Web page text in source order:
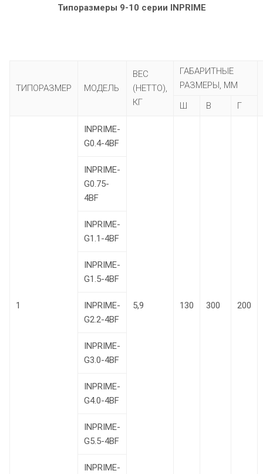
Типоразмеры 9-10 серии INPRIME
ТИПОРАЗМЕР МОДЕЛЬ
ВЕС
(НЕТТО),
КГ
ГАБАРИТНЫЕ
РАЗМЕРЫ, ММ
Ш
В Г
1
INPRIME-
G0.4-4BF
5,9 130 300 200
INPRIME-
G0.75-
4BF
INPRIME-
G1.1-4BF
INPRIME-
G1.5-4BF
INPRIME-
G2.2-4BF
INPRIME-
G3.0-4BF
INPRIME-
G4.0-4BF
INPRIME-
G5.5-4BF
INPRIME-